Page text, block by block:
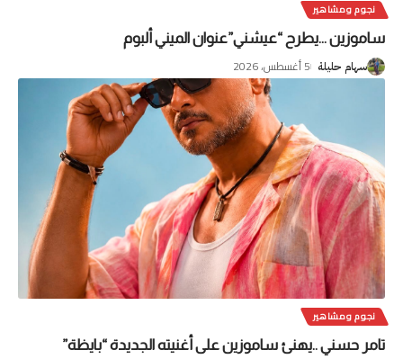
نجوم ومشاهير
ساموزين …يطرح “عيشني”عنوان الميني ألبوم
سهام حليلة 5 أغسطس، 2026
نجوم ومشاهير
تامر حسني ..يهنئ ساموزين على أغنيته الجديدة “بايظة”